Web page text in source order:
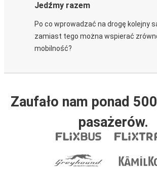
Jedźmy razem
Po co wprowadzać na drogę kolejny
zamiast tego można wspierać
mobilność?
Zaufało nam ponad
pasażerów.